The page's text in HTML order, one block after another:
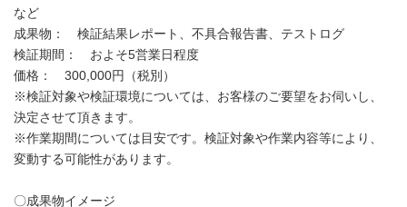
など
成果物： 検証結果レポート、不具合報告書、テストログ
検証期間： およそ5営業日程度
価格： 300,000円（税別）
※検証対象や検証環境については、お客様のご要望をお伺いし、
決定させて頂きます。
※作業期間については目安です。検証対象や作業内容等により、
変動する可能性があります。
〇成果物イメージ